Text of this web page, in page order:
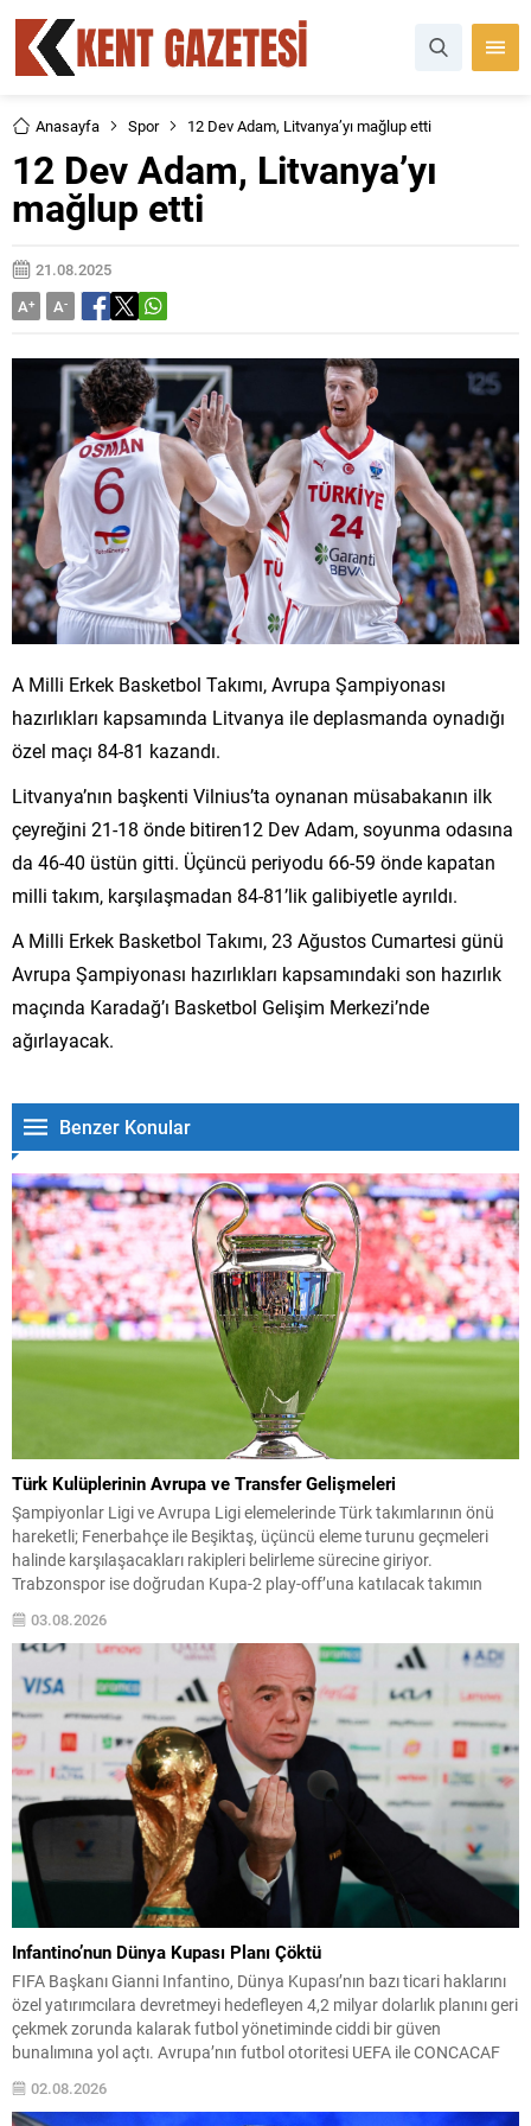
Anasayfa Spor 12 Dev Adam, Litvanya’yı mağlup etti
12 Dev Adam, Litvanya’yı
mağlup etti
21.08.2025
A+ A-
A Milli Erkek Basketbol Takımı, Avrupa Şampiyonası
hazırlıkları kapsamında Litvanya ile deplasmanda oynadığı
özel maçı 84-81 kazandı.
Litvanya’nın başkenti Vilnius’ta oynanan müsabakanın ilk
çeyreğini 21-18 önde bitiren12 Dev Adam, soyunma odasına
da 46-40 üstün gitti. Üçüncü periyodu 66-59 önde kapatan
milli takım, karşılaşmadan 84-81’lik galibiyetle ayrıldı.
A Milli Erkek Basketbol Takımı, 23 Ağustos Cumartesi günü
Avrupa Şampiyonası hazırlıkları kapsamındaki son hazırlık
maçında Karadağ’ı Basketbol Gelişim Merkezi’nde
ağırlayacak.
Benzer Konular
Türk Kulüplerinin Avrupa ve Transfer Gelişmeleri
Şampiyonlar Ligi ve Avrupa Ligi elemelerinde Türk takımlarının önü
hareketli; Fenerbahçe ile Beşiktaş, üçüncü eleme turunu geçmeleri
halinde karşılaşacakları rakipleri belirleme sürecine giriyor.
Trabzonspor ise doğrudan Kupa-2 play-off’una katılacak takımın
alan takımlar arasına Rennes de katıldı; Galatasaray ise Fransız
ekibiyle taraftarların transfer protestolarının...
03.08.2026
Infantino’nun Dünya Kupası Planı Çöktü
FIFA Başkanı Gianni Infantino, Dünya Kupası’nın bazı ticari haklarını
özel yatırımcılara devretmeyi hedefleyen 4,2 milyar dolarlık planını geri
çekmek zorunda kalarak futbol yönetiminde ciddi bir güven
bunalımına yol açtı. Avrupa’nın futbol otoritesi UEFA ile CONCACAF
gibi konfederasyonlar, Infantino’ya karşı güvenlerini kamuoyuna
açıkladı ve sürecin şeffaflıktan uzak biçimde yürütüldüğünü ileri
02.08.2026